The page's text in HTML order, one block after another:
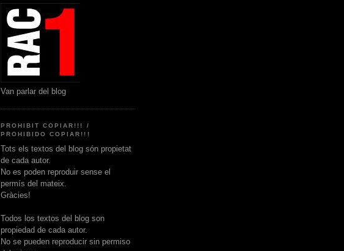
Van parlar del blog
PROHIBIT COPIAR!!! /
PROHIBIDO COPIAR!!!
Tots els textos del blog són propietat
de cada autor.
No es poden reproduir sense el
permís del mateix.
Gràcies!
Todos los textos del blog son
propiedad de cada autor.
No se pueden reproducir sin permiso